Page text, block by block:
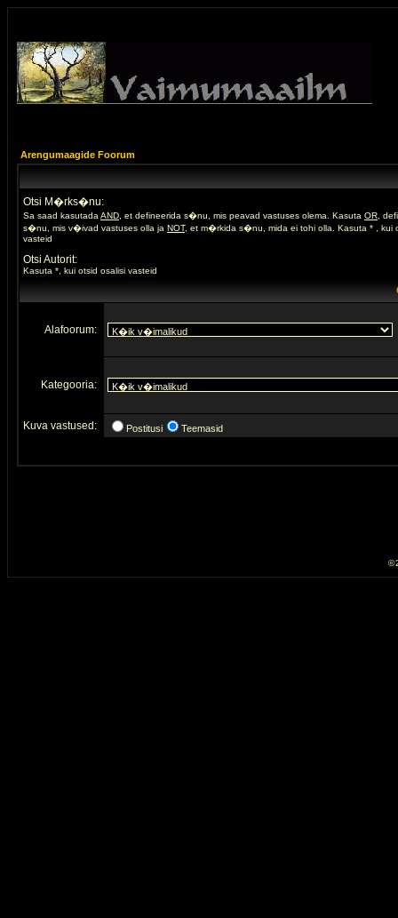
Arengumaagide Foorum
Otsi M�rks�nu:
Sa saad kasutada AND , et defineerida s�nu, mis peavad vastuses olema. Kasuta OR ,
s�nu, mis v�ivad vastuses olla ja NOT, et m�rkida s�nu, mida ei tohi olla. Kasuta * , kui
vasteid
Otsi Autorit:
Kasuta *, kui otsid osalisi vasteid
Alafoorum:
Kategooria:
Kuva vastused: Postitusi Teemasid
©